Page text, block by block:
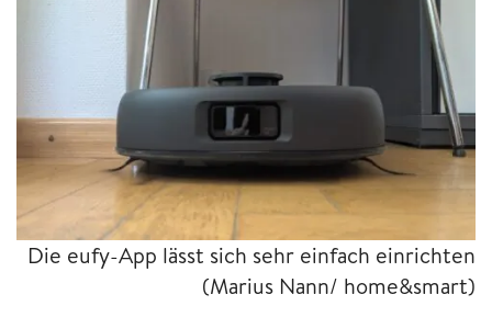
Die eufy-App lässt sich sehr einfach einrichten
(Marius Nann/ home&smart)